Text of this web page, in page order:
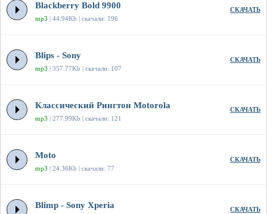
Blackberry Bold 9900
mp3 | 44.94Kb | скачали: 196
СКАЧАТЬ
Blips - Sony
mp3 | 357.77Kb | скачали: 107
СКАЧАТЬ
Классический Рингтон Motorola
mp3 | 277.99Kb | скачали: 121
СКАЧАТЬ
Moto
mp3 | 24.36Kb | скачали: 77
СКАЧАТЬ
Blimp - Sony Xperia СКАЧАТЬ